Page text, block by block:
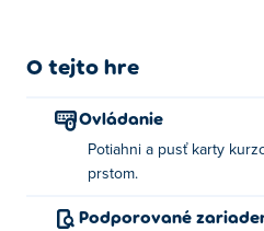
O tejto hre
Ovládanie
Potiahni a pusť karty
prstom.
Podporované